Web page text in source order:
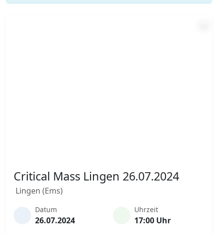
Critical Mass Lingen 26.07.2024
Lingen (Ems)
Datum
26.07.2024
Uhrzeit
17:00 Uhr